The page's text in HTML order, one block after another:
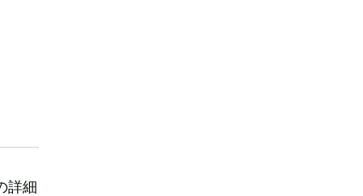
詳細